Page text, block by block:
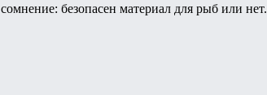
безопасен материал для рыб или нет.